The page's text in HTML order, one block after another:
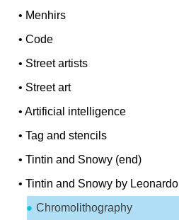
• Menhirs
•Code
• Street artists
• Street art
•Artificial intelligence
•Tag and stencils
•Tintin and Snowy (end)
•Tintin and Snowy by Leonardo
Chromolithography